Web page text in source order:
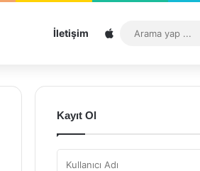
İletişim Sitemap
Kayıt Ol